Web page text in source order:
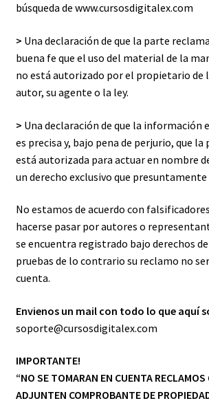
búsqueda de www.cursosdigitalex.com
> Una declaración de que la parte
buena fe que el uso del material de la
no está autorizado por el propietario de
autor, su agente o la ley.
> Una declaración de que la información
es precisa y, bajo pena de perjurio, que
está autorizada para actuar en nombre
un derecho exclusivo que
No estamos de acuerdo con
hacerse pasar por autores o
se encuentra registrado bajo derechos
pruebas de lo contrario su reclamo no
cuenta.
Envienos un mail con todo lo que aquí
soporte@cursosdigitalex.com
IMPORTANTE!
“NO SE TOMARAN EN CUENTA RECLAMOS
ADJUNTEN COMPROBANTE DE